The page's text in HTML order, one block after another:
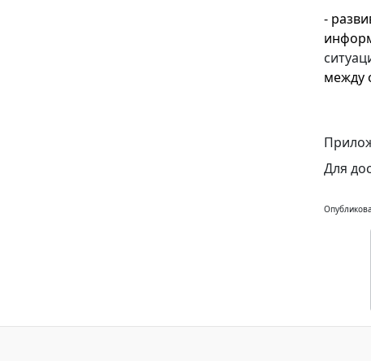
-
между
Для